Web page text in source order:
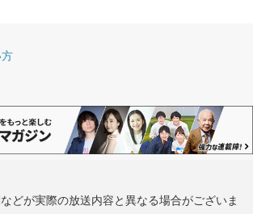
方
どが実際の放送内容と異なる場合がございま